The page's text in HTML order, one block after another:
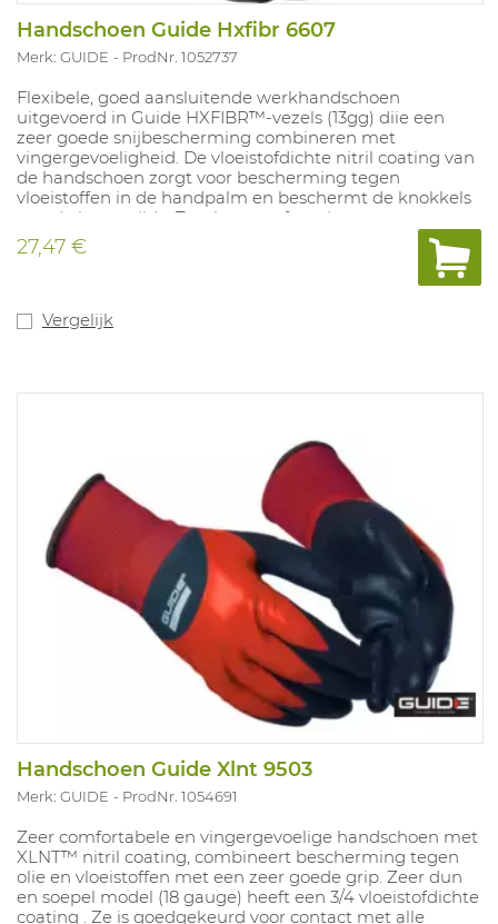
Handschoen Guide Hxfibr 6607
Merk: GUIDE ProdNr. 1052737
Flexibele, goed aansluitende werkhandschoen
uitgevoerd in Guide HXFIBR™-vezels (13gg) diie een
zeer goede snijbescherming combineren met
vingergevoeligheid. De vloeistofdichte nitril coating van
de handschoen zorgt voor bescherming tegen
vloeistoffen in de handpalm en beschermt de knokkels
aan de bovenzijde. Touchscreen functie en extra
versterking bij de duim en de wijsvinger. Goedgekeurd
voor contacthitte tot 100°C (15sec.) en geschikt voor
contact met alle soorten levensmiddelen. Maten: 7-11.
27,47 €
Vergelijk
Handschoen Guide Xlnt 9503
Merk: GUIDE ProdNr. 1054691
Zeer comfortabele en vingergevoelige handschoen met
XLNT™ nitril coating, combineert bescherming tegen
olie en vloeistoffen met een zeer goede grip. Zeer dun
en soepel model (18 gauge) heeft een 3/4 vloeistofdichte
coating . Ze is goedgekeurd voor contact met alle